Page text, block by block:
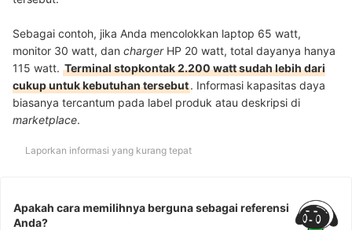
Sebagai contoh, jika Anda mencolokkan laptop 65 watt,
monitor 30 watt, dan chargerHP 20 watt, total dayanya hanya
115 watt. Terminal stopkontak 2.200 watt sudah lebih dari
cukup untuk kebutuhan tersebut. Informasi kapasitas daya
biasanya tercantum pada label produk atau deskripsi di
marketplace.
Laporkan informasi yang kurang tepat
Apakah cara memilihnya berguna sebagai referensi
Anda?